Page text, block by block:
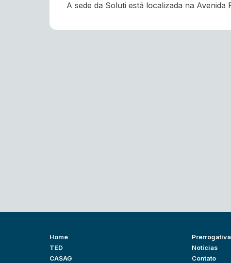
A sede da Soluti está localizada na
Home
TED
CASAG
Notícias
Contato